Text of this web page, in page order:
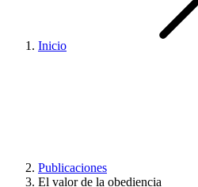
Inicio
Publicaciones
El valor de la obediencia